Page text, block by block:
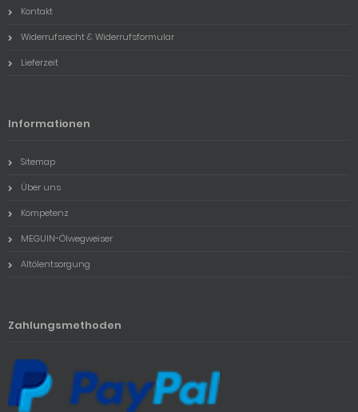
Kontakt
Widerrufsrecht & Widerrufsformular
Lieferzeit
Informationen
Sitemap
Über uns
Kompetenz
MEGUIN-Ölwegweiser
Altölentsorgung
Zahlungsmethoden